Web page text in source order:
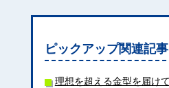
ピックアップ関連記事
理想を超える金型を届け